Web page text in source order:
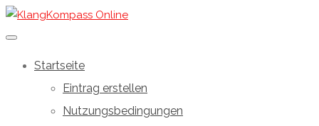
Startseite
Eintrag erstellen
Nutzungsbedingungen